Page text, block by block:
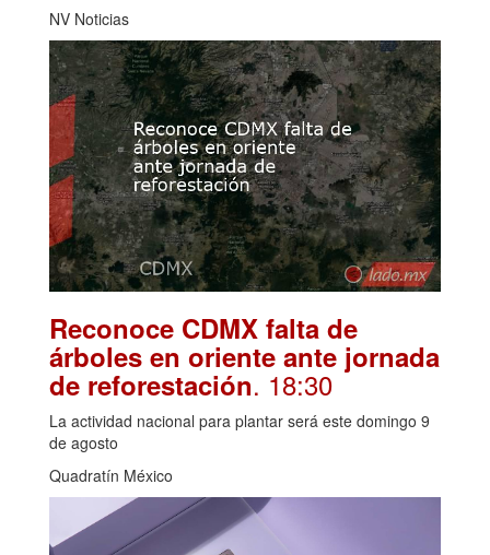
NV Noticias
Reconoce CDMX falta de
árboles en oriente ante jornada
de reforestación. 18:30
La actividad nacional para plantar será este domingo 9
de agosto
Quadratín México